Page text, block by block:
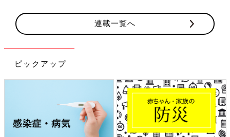
気難しい赤ちゃんのお風呂をご機嫌良く終わらせるコツは、便利
なアイテムや使い勝手の良いボディソープを選んで、テキパキと
手早く終わらせること。
お風呂タイムは赤ちゃんとのスキンシップが楽しめるとても貴重
なもの。
ママとパパ、そして赤ちゃんにとって大切なひと時、ぜひ楽しん
文／たまひよ お買いものNavi編集部
連載一覧へ
ピックアップ